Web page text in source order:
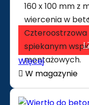
160 x 100 mm z
wiercenia w
Czteroostrzowa
spiekanym
montażowych.
I
Więcej
 W magazynie